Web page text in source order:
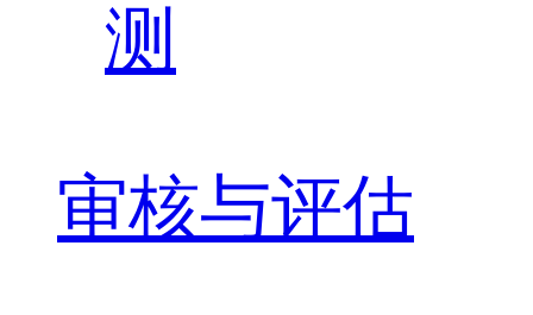
测
审核与评估